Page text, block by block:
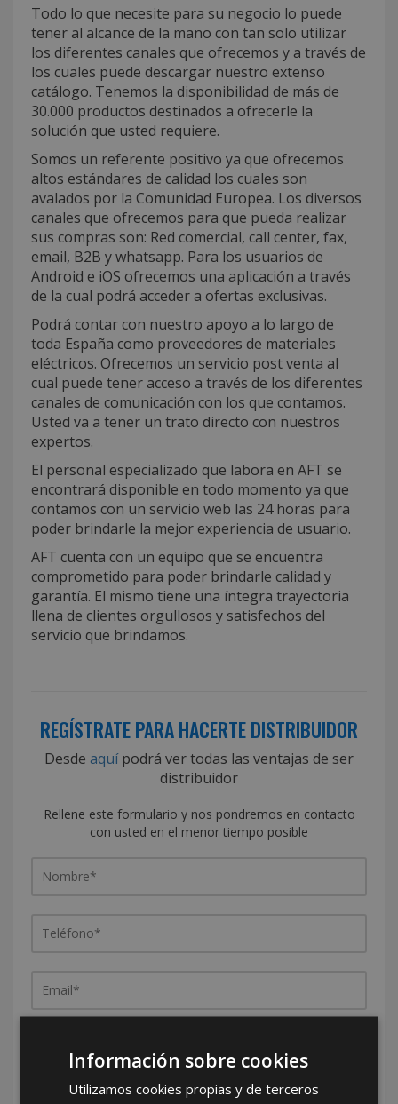
Todo lo que necesite para su negocio lo puede
tener al alcance de la mano con tan solo utilizar
los diferentes canales que ofrecemos y a través de
los cuales puede descargar nuestro extenso
catálogo. Tenemos la disponibilidad de más de
30.000 productos destinados a ofrecerle la
solución que usted requiere.
Somos un referente positivo ya que ofrecemos
altos estándares de calidad los cuales son
avalados por la Comunidad Europea. Los diversos
canales que ofrecemos para que pueda realizar
sus compras son: Red comercial, call center, fax,
email, B2B y whatsapp. Para los usuarios de
Android e iOS ofrecemos una aplicación a través
de la cual podrá acceder a ofertas exclusivas.
Podrá contar con nuestro apoyo a lo largo de
toda España como proveedores de materiales
eléctricos. Ofrecemos un servicio post venta al
cual puede tener acceso a través de los diferentes
canales de comunicación con los que contamos.
Usted va a tener un trato directo con nuestros
expertos.
El personal especializado que labora en AFT se
encontrará disponible en todo momento ya que
contamos con un servicio web las 24 horas para
poder brindarle la mejor experiencia de usuario.
AFT cuenta con un equipo que se encuentra
comprometido para poder brindarle calidad y
garantía. El mismo tiene una íntegra trayectoria
llena de clientes orgullosos y satisfechos del
servicio que brindamos.
REGÍSTRATE PARA HACERTE DISTRIBUIDOR
Desde aquípodrá ver todas las ventajas de ser
distribuidor
Rellene este formulario y nos pondremos en contacto
con usted en el menor tiempo posible
¿De dónde es la empresa?
Información sobre cookies
Utilizamos cookies propias y de terceros